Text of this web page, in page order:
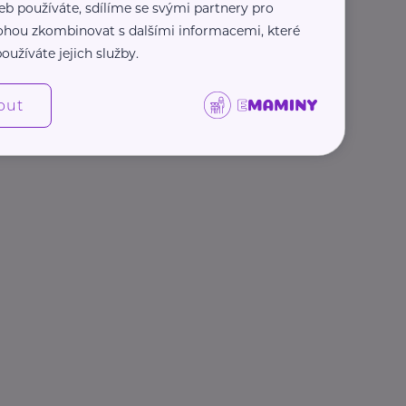
používáte, sdílíme se svými partnery pro
zkombinovat s dalšími informacemi, které
jejich služby.